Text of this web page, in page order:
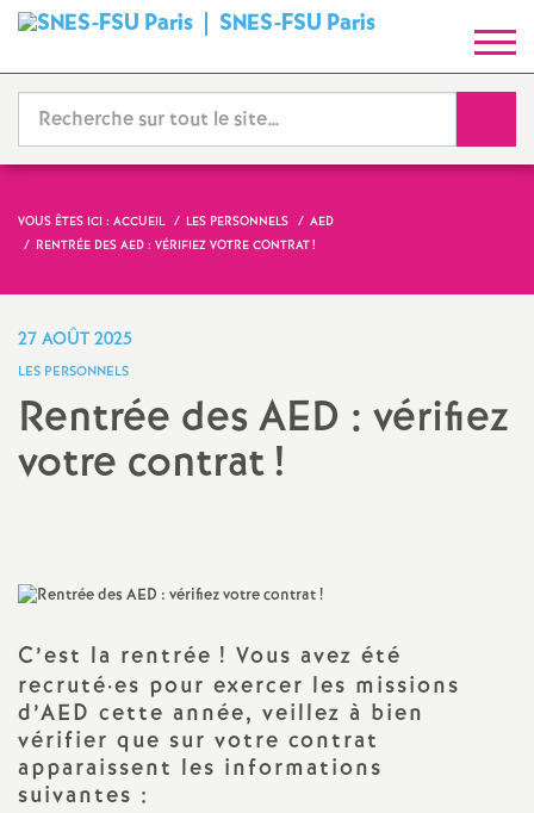
SNES-FSU ParisS
y
n
i
a
t
i
o
VOUS ÊTES ICI : ACCUEIL LES PERSONNELS
AED
RENTRÉE DES AED : VÉRIFIEZ VOTRE CONTRAT!
27 AOÛT 2025
LES PERSONNELS
Rentrée des AED : vérifiez
votre contrat!
C’est la rentrée ! Vous avez été
recruté·es pour exercer les missions
d’AED cette année, veillez à bien
vérifier que sur votre contrat
apparaissent les informations
suivantes :